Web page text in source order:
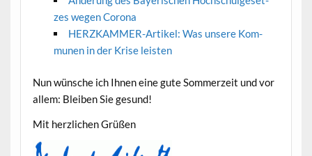
zes wegen Corona
HERZKAM­MER-Artikel: Was unsere Kom­
munen in der Krise leisten
Nun wün­sche ich Ihnen eine gute Som­merzeit und vor
allem: Bleiben Sie gesund!
Mit her­zlichen Grüßen